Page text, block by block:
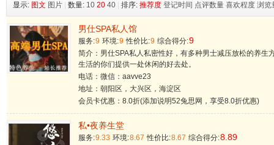
显示: 图文 图片 数量: 10 20 40 排序: 推荐度 登记时间 点评数量 喜欢程度 浏览
男仕SPA私人馆
服务:9 环境:9 性价比:9 综合得分:9
简介：男仕SPA私人私密性好，有多种男士减压放松的养生
生活的你们提供一处休闲的好去处。
电话：微信：aavve23
地址：朝阳区，大兴区，海淀区
会员卡优惠：8.0折(添加说明52兔思网，享受8.0折优惠)
私•夜养生堂
服务:9.33 环境:8.67 性价比:8.67 综合得分:8.89